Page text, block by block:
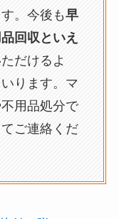
。今後も早
回収といえ
だけるよ
ります。マ
用品処分で
ご連絡くだ